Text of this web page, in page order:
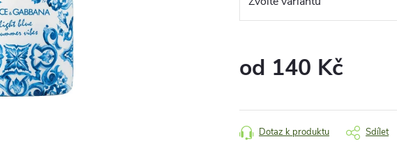
od 140 Kč
Dotaz k produktu Sdílet